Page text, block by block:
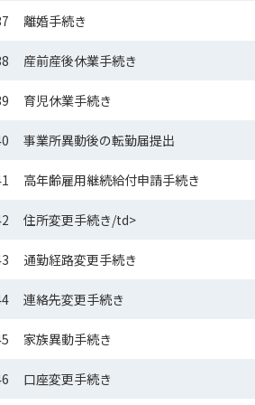
離婚手続き
産前産後休業手続き
育児休業手続き
事業所異動後の転勤届提出
高年齢雇用継続給付申請手続き
住所変更手続き/td>
通勤経路変更手続き
連絡先変更手続き
家族異動手続き
口座変更手続き